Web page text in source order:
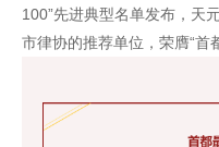
100”先进典型名单发布，天
市律协的推荐单位，荣膺“首